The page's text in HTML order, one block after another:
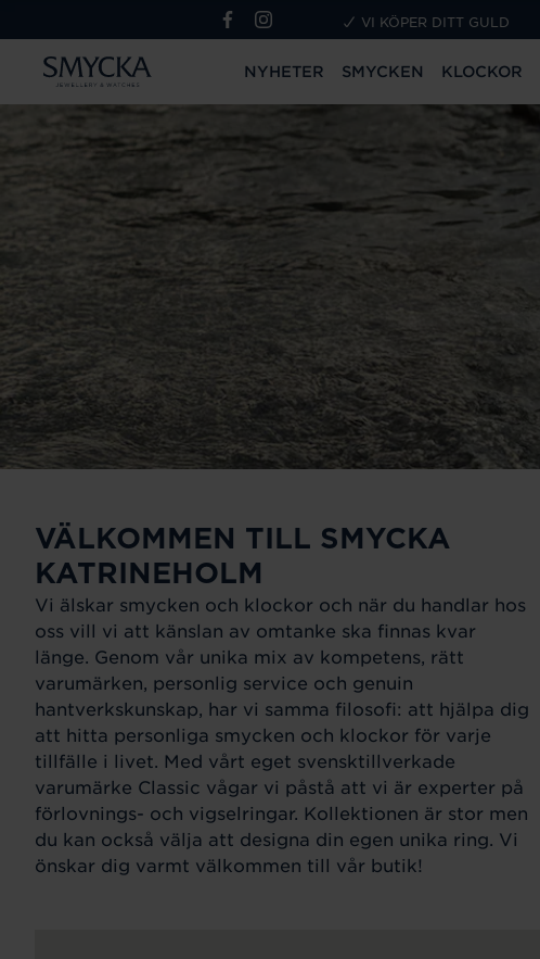
VI KÖPER DITT GULD
NYHETER SMYCKEN KLOCKOR
VÄLKOMMEN TILL SMYCKA
KATRINEHOLM
Vi älskar smycken och klockor och när du handlar hos
oss vill vi att känslan av omtanke ska finnas kvar
länge. Genom vår unika mix av kompetens, rätt
varumärken, personlig service och genuin
hantverkskunskap, har vi samma filosofi: att hjälpa dig
att hitta personliga smycken och klockor för varje
tillfälle i livet. Med vårt eget svensktillverkade
varumärke Classic vågar vi påstå att vi är experter på
förlovnings- och vigselringar. Kollektionen är stor men
du kan också välja att designa din egen unika ring. Vi
önskar dig varmt välkommen till vår butik!